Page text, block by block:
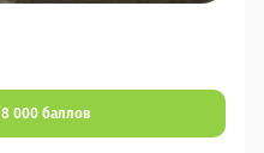
8 000 баллов